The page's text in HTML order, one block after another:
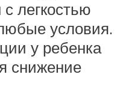
легкостью
условия.
у ребенка
снижение